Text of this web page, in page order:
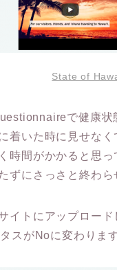
State of
で健康状
着いた時に見せな
時間がかかると思
ずにさっさと終わら
イトにアップロー
スがNoに変わります